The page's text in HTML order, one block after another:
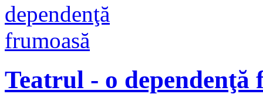
Teatrul - o dependenţă